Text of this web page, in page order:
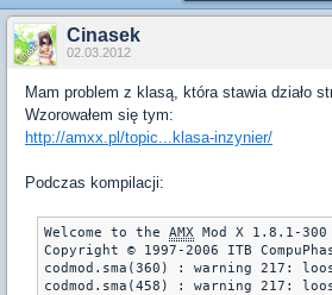
Cinasek
02.03.2012
Mam problem z klasą, która stawia działo
Wzorowałem się tym:
http://amxx.pl/topic...klasa-inzynier/
Podczas kompilacji:
Welcome to the AMX Mod X 1.8.1-
Copyright © 1997-2006 ITB
codmod.sma(360) : warning 217:
codmod.sma(458) : warning 217: